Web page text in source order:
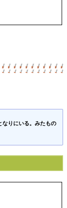
なりにいる。みたもの